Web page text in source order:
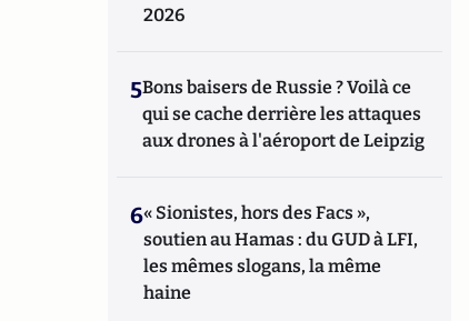
2026
5Bons baisers de Russie ? Voilà ce
qui se cache derrière les attaques
aux drones à l'aéroport de Leipzig
6« Sionistes, hors des Facs »,
soutien au Hamas : du GUD à LFI,
les mêmes slogans, la même
haine